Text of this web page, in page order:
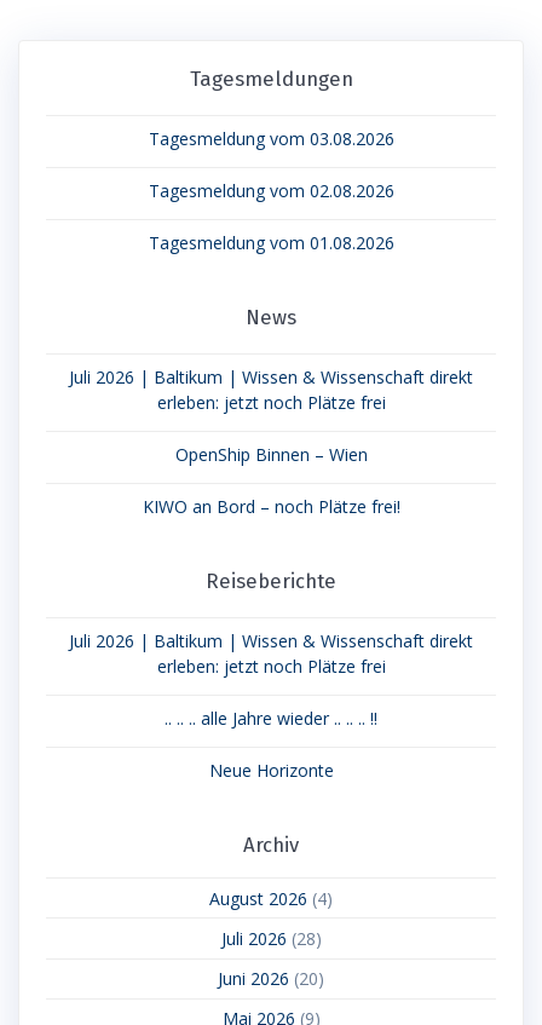
Tagesmeldungen
Tagesmeldung vom 03.08.2026
Tagesmeldung vom 02.08.2026
Tagesmeldung vom 01.08.2026
News
Juli 2026 | Baltikum | Wissen & Wissenschaft direkt
erleben: jetzt noch Plätze frei
OpenShip Binnen – Wien
KIWO an Bord – noch Plätze frei!
Reiseberichte
Juli 2026 | Baltikum | Wissen & Wissenschaft direkt
erleben: jetzt noch Plätze frei
.. .. .. alle Jahre wieder .. .. .. !!
Neue Horizonte
Archiv
August 2026 (4)
Juli 2026 (28)
Juni 2026 (20)
Mai 2026 (9)